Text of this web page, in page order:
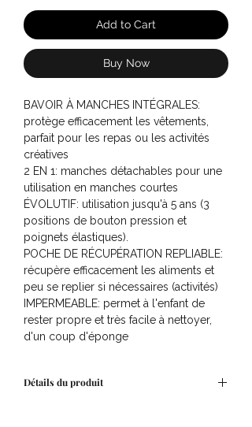
Add to Cart
Buy Now
BAVOIR À MANCHES INTÉGRALES:
protège efficacement les vêtements,
parfait pour les repas ou les activités
créatives
2 EN 1: manches détachables pour une
utilisation en manches courtes
ÉVOLUTIF: utilisation jusqu'à 5 ans (3
positions de bouton pression et
poignets élastiques).
POCHE DE RÉCUPÉRATION REPLIABLE:
récupère efficacement les aliments et
peu se replier si nécessaires (activités)
IMPERMEABLE: permet à l'enfant de
rester propre et très facile à nettoyer,
d'un coup d'éponge
Détails du produit